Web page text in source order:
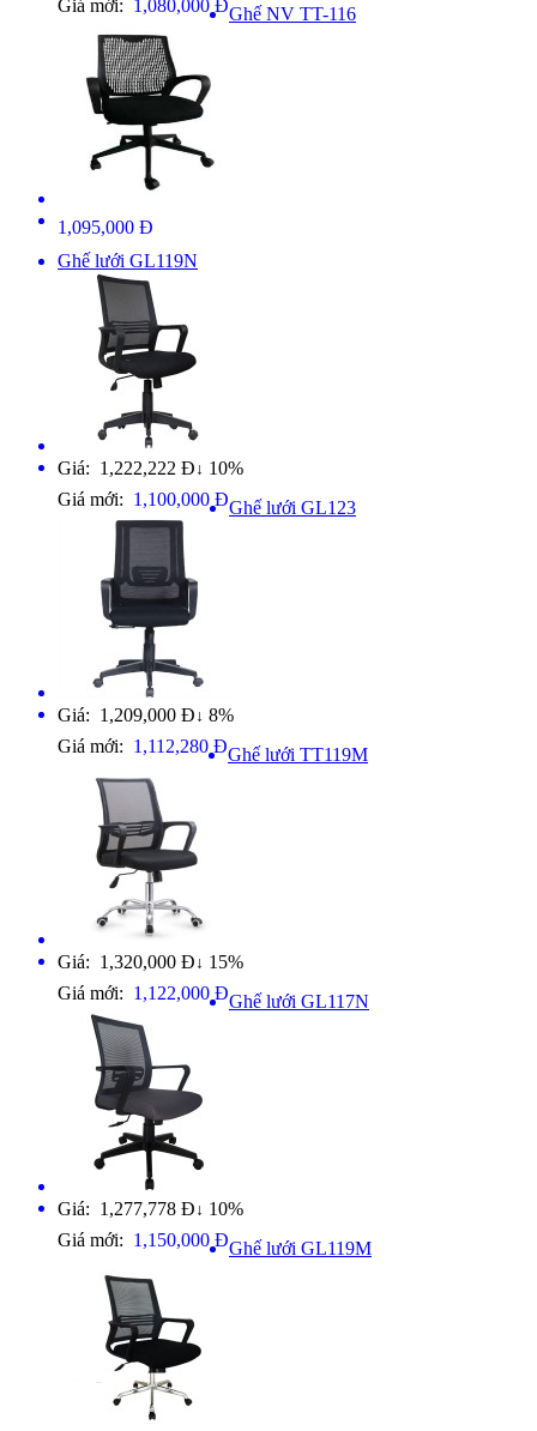
Giá mới: 1,080,000 ĐGhế NV TT-116
1,095,000 Đ
Ghế lưới GL119N
Giá: 1,222,222 Đ ↓ 10%
Giá mới: 1,100,000 ĐGhế lưới GL123
Giá: 1,209,000 Đ ↓ 8%
Giá mới: 1,112,280 ĐGhế lưới TT119M
Giá: 1,320,000 Đ ↓ 15%
Giá mới: 1,122,000 ĐGhế lưới GL117N
Giá: 1,277,778 Đ ↓ 10%
Giá mới: 1,150,000 ĐGhế lưới GL119M